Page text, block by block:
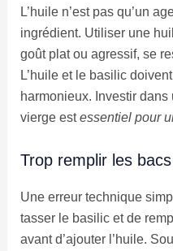
L’huile n’est pas qu’un
ingrédient. Utiliser une
goût plat ou agressif, se
L’huile et le basilic
harmonieux. Investir
vierge estessentiel pour
Trop remplir les
Une erreur technique
tasser le basilic et de
avant d’ajouter l’huile.